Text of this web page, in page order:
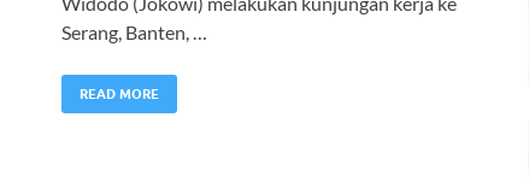
Serang, Banten, …
READ MORE